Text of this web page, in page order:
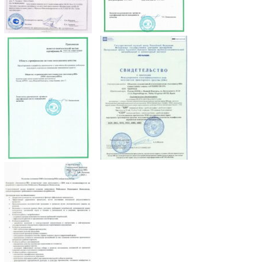
Такое техническое оснащение гарантирует полуприцепам
надежную безотказную эксплуатацию даже в условиях постоянной
полной загрузки. Наша продукция станет надежным решением для
любой транспортной компании. Предоставляется длительная
гарантия качества производителя.
Чтобы купить полуприцеп в России, оставьте заявку на сайте или
позвоните по указанным номерам. При изготовлении будут учтены
все персональные пожелания по оснащению. Стоимость
рассчитывается персонально с учетом особенностей заказа.
Наши преимущества
Мы производим технологичную и функциональную продукцию по
доступным ценам. Современное оснащение и многоэтапная
система контроля качества обеспечивают отсутствие брака.
Действует гарантия, рассрочка, скидки и специальные
предложения постоянным клиентам. Нужны четырехосные
полуприцепы самосвального или другого типа? Оставьте заявку на
Полуприцепы
Компания «АвтоСпектр» предлагает купить полуприцеп в
Нижегородской области у производителя.
Завод спецтехники изготавливает широкий ассортимент грузового
спецтранспорта, предназначенного для транспортировки грузов
любого типа. На нашем сайте вы можете выбрать новый полуприцеп